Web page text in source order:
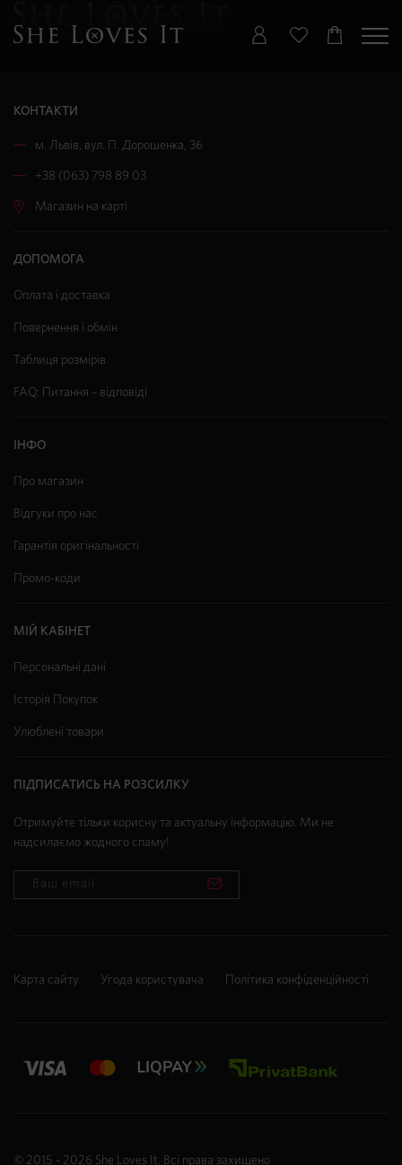
КОНТАКТИ
м. Львів, вул. П. Дорошенка, 36
+38 (063) 798 89 03
Магазин на карті
ДОПОМОГА
Оплата і доставка
Повернення і обмін
Таблиця розмірів
FAQ: Питання – відповіді
ІНФО
Про магазин
Відгуки про нас
Гарантія оригінальності
Промо-коди
МІЙ КАБІНЕТ
Персональні дані
Історія Покупок
Улюблені товари
ПІДПИСАТИСЬ НА РОЗСИЛКУ
Отримуйте тільки корисну та актуальну інформацію. Ми не
надсилаємо жодного спаму!
© 2015 - 2026 She Loves It . Всі права захищено
Карта сайту Угода користувача Політика конфіденційності